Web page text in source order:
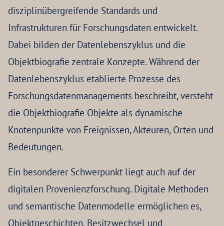
disziplinübergreifende Standards und
Infrastrukturen für Forschungsdaten entwickelt.
Dabei bilden der Datenlebenszyklus und die
Objektbiografie zentrale Konzepte. Während der
Datenlebenszyklus etablierte Prozesse des
Forschungsdatenmanagements beschreibt, versteht
die Objektbiografie Objekte als dynamische
Knotenpunkte von Ereignissen, Akteuren, Orten und
Bedeutungen.
Ein besonderer Schwerpunkt liegt auch auf der
digitalen Provenienzforschung. Digitale Methoden
und semantische Datenmodelle ermöglichen es,
Objektgeschichten, Besitzwechsel und